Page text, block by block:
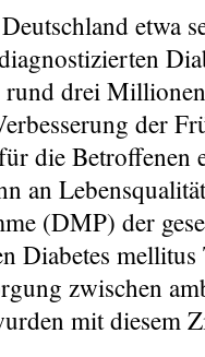
etwa
drei
der
die Betroffenen
an
(DMP) der
Diabetes
zwischen
mit diesem